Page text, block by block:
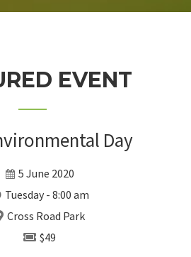
EVENT
Day
5 June 2020
Tuesday - 8:00 am
Cross Road Park
$49